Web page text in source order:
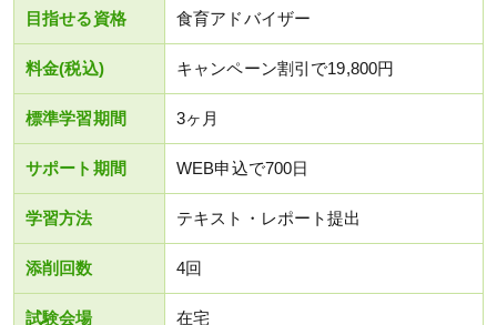
目指せる資格 食育アドバイザー
料金(税込) キャンペーン割引で19,800円
標準学習期間 3ヶ月
サポート期間 WEB申込で700日
学習方法 テキスト・レポート提出
添削回数 4回
試験会場 在宅